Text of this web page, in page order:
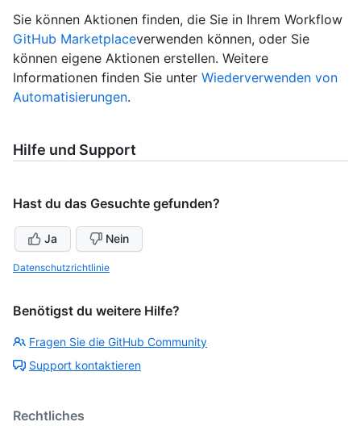
Sie können Aktionen finden, die Sie in Ihrem Workflow
GitHub Marketplaceverwenden können, oder Sie
können eigene Aktionen erstellen. Weitere
Informationen finden Sie unter Wiederverwenden von
Automatisierungen.
Hilfe und Support
Hast du das Gesuchte gefunden?
Ja Nein
Datenschutzrichtlinie
Benötigst du weitere Hilfe?
Fragen Sie die GitHub Community
Support kontaktieren
Rechtliches